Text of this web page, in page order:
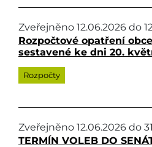
Zveřejněno 12.06.2026 do
Rozpočtové opatření
sestavené ke dni 20.
Rozpočty
Zveřejněno 12.06.2026 do
TERMÍN VOLEB DO